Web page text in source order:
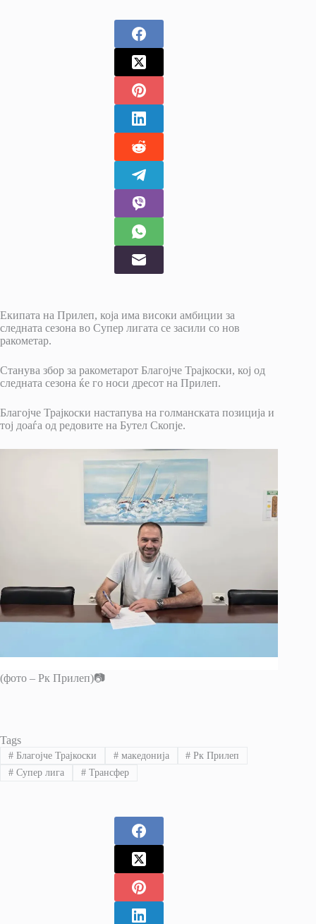
Екипата на Прилеп, која има високи амбиции за
следната сезона во Супер лигата се засили со нов
ракометар.
Станува збор за ракометарот Благојче Трајкоски, кој од
следната сезона ќе го носи дресот на Прилеп.
Благојче Трајкоски настапува на голманската позиција и
тој доаѓа од редовите на Бутел Скопје.
(фото – Рк Прилеп)📷
Tags
#Благојче Трајкоски #македонија # Рк Прилеп
#Супер лига #Трансфер